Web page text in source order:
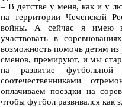
– В детстве у меня, как и у
на территории Чеченской
войны. А сейчас я имею
участвовать в
возможность помочь детям из
сменов, премируют, и мы
на развитие
соотечественниками
оплачиваем поездки на
чтобы футбол развивался как